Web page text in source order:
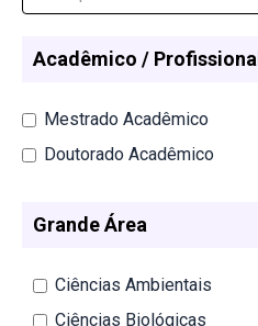
Acadêmico / Profissional
Mestrado Acadêmico
Doutorado Acadêmico
Grande Área
Ciências Ambientais
Ciências Biológicas